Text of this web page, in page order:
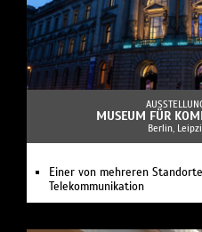
MUSEUM FÜR
Berlin,
Einer von mehreren
Telekommunikation